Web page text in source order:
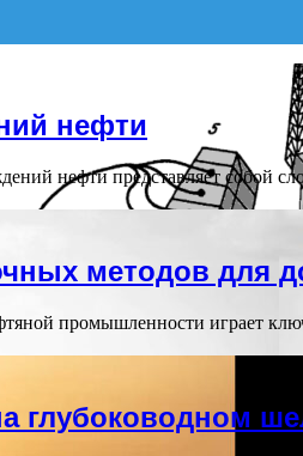
нефти
нефти представляет собой
методов для
промышленности играет
глубоководном